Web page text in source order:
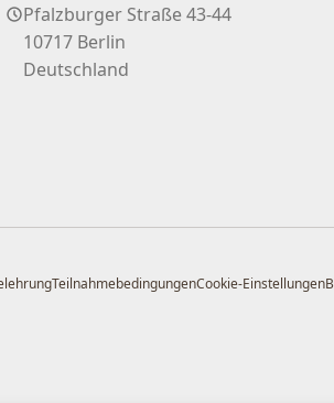
Pfalzburger Straße 43-44
10717 Berlin
Deutschland
TeilnahmebedingungenCookie-Einstellungen